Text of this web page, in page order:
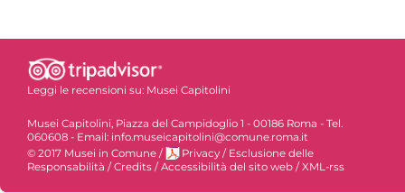
Leggi le recensioni su: Musei Capitolini
Musei Capitolini, Piazza del Campidoglio 1 - 00186 Roma - Tel.
060608 - Email: info.museicapitolini@comune.roma.it
© 2017 Musei in Comune / Privacy / Esclusione delle
Responsabilità /Credits /Accessibilità del sito web /XML-rss